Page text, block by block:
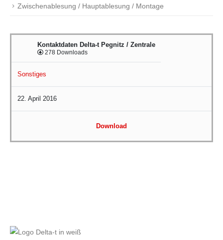
Zwischenablesung / Hauptablesung / Montage
Kontaktdaten Delta-t Pegnitz / Zentrale
278 Downloads
Sonstiges
22. April 2016
Download